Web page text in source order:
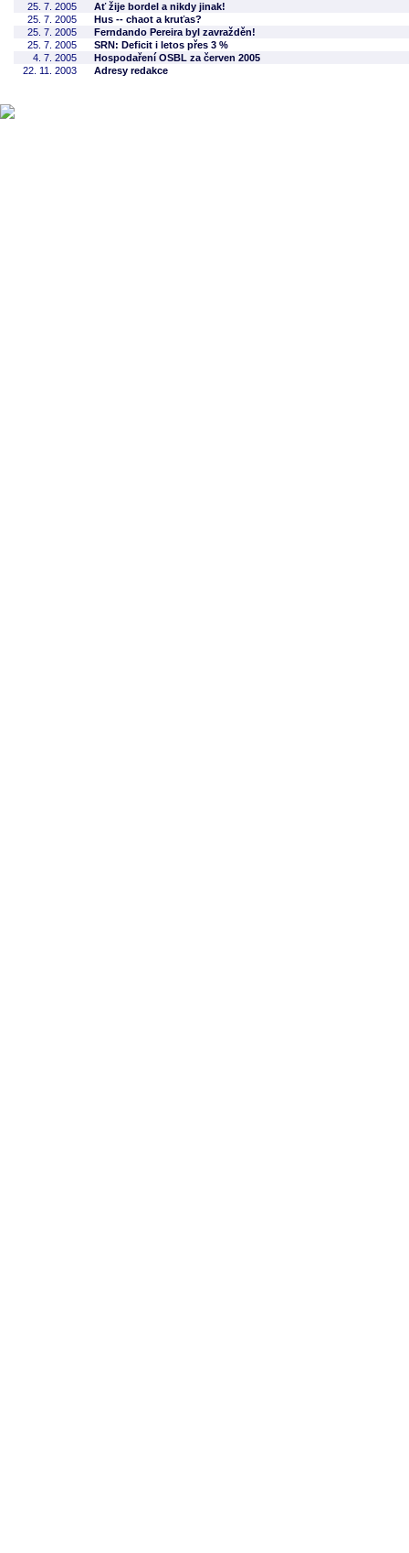
25. 7. 2005
Ať žije bordel a nikdy jinak!
25. 7. 2005
Hus -- chaot a kruťas?
25. 7. 2005
Ferndando Pereira byl zavražděn!
25. 7. 2005
SRN: Deficit i letos přes 3 %
4. 7. 2005
Hospodaření OSBL za červen 2005
22. 11. 2003
Adresy redakce